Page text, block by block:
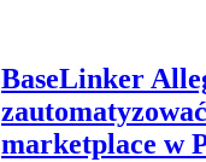
BaseLinker
marketplace w